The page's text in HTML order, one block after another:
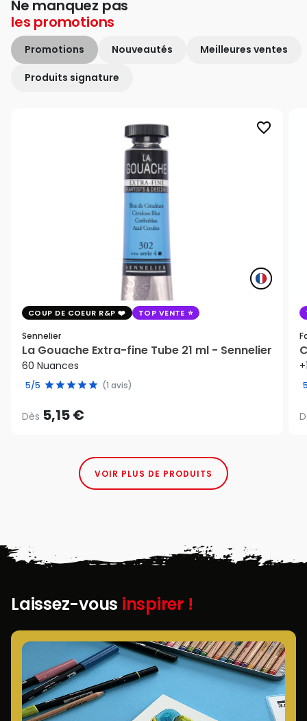
Ne manquez pas
les promotions
Promotions Nouveautés Meilleures ventes
Produits signature
favorite_border
COUP DE COEUR R&P TOP VENTE
Sennelier
La Gouache Extra-fine Tube 21 ml - Sennelier
60 Nuances
5/5 (1 avis)
Dès 5,15 €
VOIR PLUS DE PRODUITS
Laissez-vous inspirer !